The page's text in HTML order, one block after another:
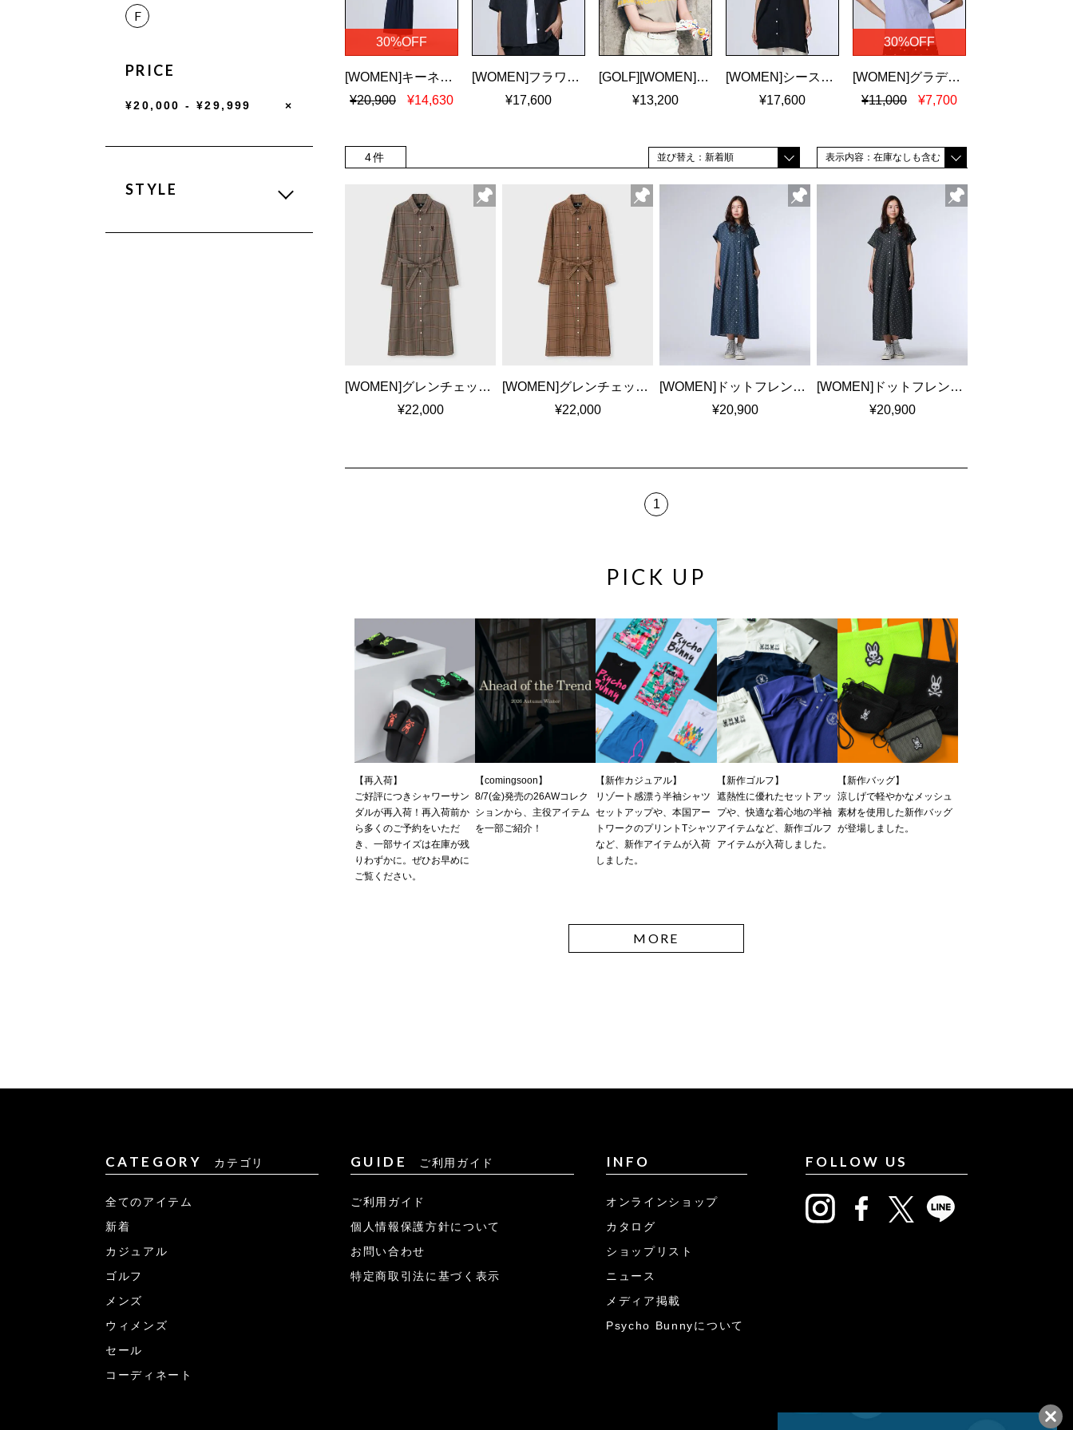
30%OFF
[WOMEN]キーネック ブラウジングワンピース
¥20,900
¥14,630
[WOMEN]フラワージャガード ショート丈シャツ
¥17,600
[GOLF][WOMEN]ロゴパネルプリント ハニカム半袖モックネックシャツ
¥13,200
[WOMEN]シースルーストライプ ドロップショルダーシャツ
¥17,600
30%OFF
[WOMEN]グラデバニー シルケットスムースＴシャツ
¥11,000
¥7,700
4件 並び替え：新着順 表示内容：在庫なしも含む
[WOMEN]グレンチェック ベルト付き シャツワンピース
¥22,000
[WOMEN]グレンチェック ベルト付き シャツワンピース
¥22,000
[WOMEN]ドットフレンチスリーブシャツワンピース
¥20,900
[WOMEN]ドットフレンチスリーブシャツワンピース
¥20,900
1
PICK UP
【再入荷】
ご好評につきシャワーサン
ダルが再入荷！再入荷前か
ら多くのご予約をいただ
き、一部サイズは在庫が残
りわずかに。ぜひお早めに
ご覧ください。
【comingsoon】
8/7(金)発売の26AWコレク
ションから、主役アイテム
を一部ご紹介！
【新作カジュアル】
リゾート感漂う半袖シャツ
セットアップや、本国アー
トワークのプリントTシャツ
など、新作アイテムが入荷
しました。
【新作ゴルフ】
遮熱性に優れたセットアッ
プや、快適な着心地の半袖
アイテムなど、新作ゴルフ
アイテムが入荷しました。
【新作バッグ】
涼しげで軽やかなメッシュ
素材を使用した新作バッグ
が登場しました。
MORE
F
PRICE
¥20,000 - ¥29,999 ×
STYLE
CATEGORY カテゴリ
全てのアイテム
新着
カジュアル
ゴルフ
メンズ
ウィメンズ
セール
コーディネート
GUIDE ご利用ガイド
ご利用ガイド
個人情報保護方針について
お問い合わせ
特定商取引法に基づく表示
INFO
オンラインショップ
カタログ
ショップリスト
ニュース
メディア掲載
Psycho Bunnyについて
FOLLOW US